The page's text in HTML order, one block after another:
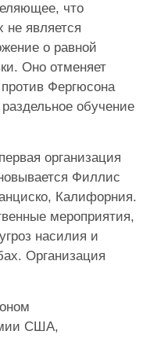
что
не является
о равной
Оно отменяет
Фергюсона
обучение
организация
Филлис
Калифорния.
мероприятия,
насилия и
Организация
США,